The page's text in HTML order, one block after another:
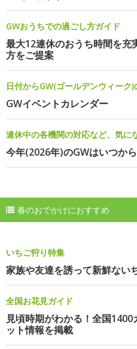
GWおうちでの過ごし方ガイド
最大12連休のおうち時間を充
方をご提案
日付からGW(ゴールデンウィーク
GWイベントカレンダー
連休中の各機関の対応など、気に
今年(2026年)のGWはいつか
春のおでかけにおすすめ
いちご狩り特集
家族や友達を誘って新鮮ない
全国お花見ガイド
見頃時期がわかる！全国
ット情報を掲載